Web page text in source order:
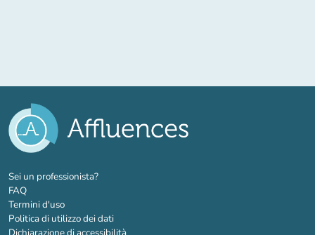
Sei un professionista?(nuova scheda)
FAQ
Termini d'uso
Politica di utilizzo dei dati